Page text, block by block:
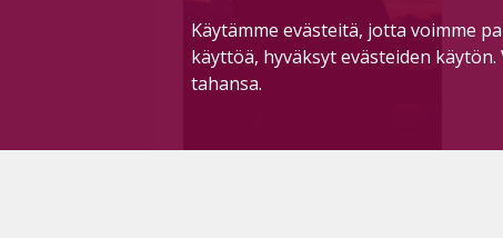
Käytämme evästeitä, jotta voimme
käyttöä, hyväksyt evästeiden
tahansa.